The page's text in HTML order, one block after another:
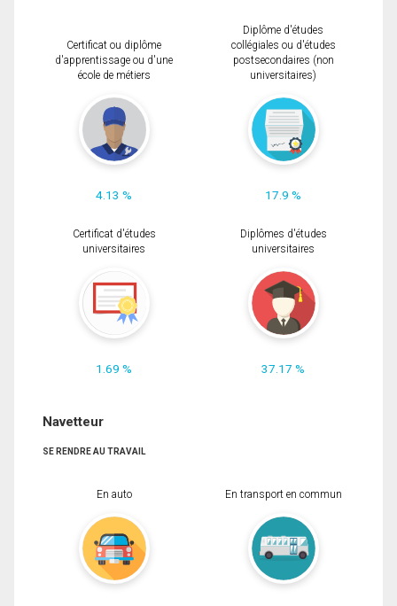
Certificat ou diplôme
d'apprentissage ou d'une
école de métiers
4.13 %
Diplôme d'études
collégiales ou d'études
postsecondaires (non
universitaires)
17.9 %
Certificat d'études
universitaires
1.69 %
Diplômes d'études
universitaires
37.17 %
Navetteur
SE RENDRE AU TRAVAIL
En auto En transport en commun